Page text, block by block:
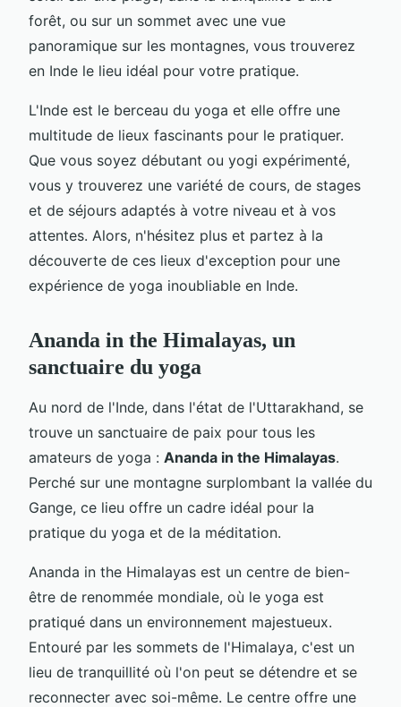
forêt, ou sur un sommet avec une vue
panoramique sur les montagnes, vous trouverez
en Inde le lieu idéal pour votre pratique.
L'Inde est le berceau du yoga et elle offre une
multitude de lieux fascinants pour le pratiquer.
Que vous soyez débutant ou yogi expérimenté,
vous y trouverez une variété de cours, de stages
et de séjours adaptés à votre niveau et à vos
attentes. Alors, n'hésitez plus et partez à la
découverte de ces lieux d'exception pour une
expérience de yoga inoubliable en Inde.
Ananda in the Himalayas, un
sanctuaire du yoga
Au nord de l'Inde, dans l'état de l'Uttarakhand, se
trouve un sanctuaire de paix pour tous les
amateurs de yoga : Ananda in the Himalayas.
Perché sur une montagne surplombant la vallée du
Gange, ce lieu offre un cadre idéal pour la
pratique du yoga et de la méditation.
Ananda in the Himalayas est un centre de bien-
être de renommée mondiale, où le yoga est
pratiqué dans un environnement majestueux.
Entouré par les sommets de l'Himalaya, c'est un
lieu de tranquillité où l'on peut se détendre et se
reconnecter avec soi-même. Le centre offre une